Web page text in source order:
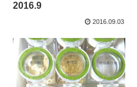
2016.9
2016.09.03